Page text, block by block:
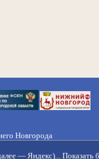
Новгорода
— Яндекс)... Показать